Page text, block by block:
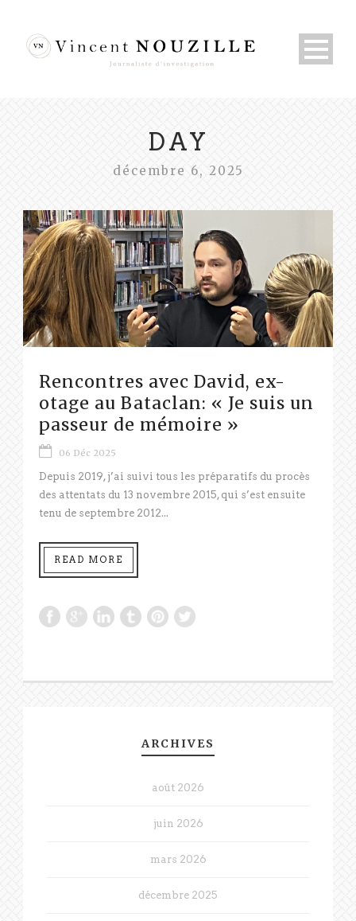
DAY
décembre 6, 2025
Rencontres avec David, ex-
otage au Bataclan: « Je suis un
passeur de mémoire »
06 Déc 2025
Depuis 2019, j’ai suivi tous les préparatifs du procès
des attentats du 13 novembre 2015, qui s’est ensuite
tenu de septembre 2012...
READ MORE
ARCHIVES
août 2026
juin 2026
mars 2026
décembre 2025